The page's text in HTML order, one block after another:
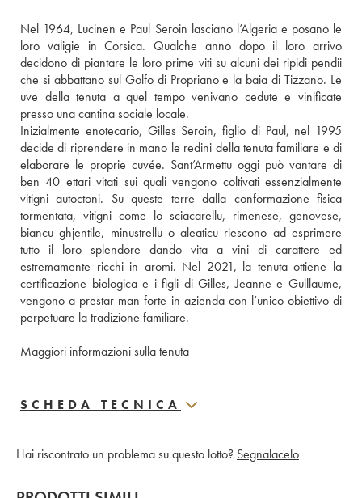
Nel 1964, Lucinen e Paul Seroin lasciano l’Algeria e posano le
loro valigie in Corsica. Qualche anno dopo il loro arrivo
decidono di piantare le loro prime viti su alcuni dei ripidi pendii
che si abbattano sul Golfo di Propriano e la baia di Tizzano. Le
uve della tenuta a quel tempo venivano cedute e vinificate
presso una cantina sociale locale.
Inizialmente enotecario, Gilles Seroin, figlio di Paul, nel 1995
decide di riprendere in mano le redini della tenuta familiare e di
elaborare le proprie cuvée. Sant’Armettu oggi può vantare di
ben 40 ettari vitati sui quali vengono coltivati essenzialmente
vitigni autoctoni. Su queste terre dalla conformazione fisica
tormentata, vitigni come lo sciacarellu, rimenese, genovese,
biancu ghjentile, minustrellu o aleaticu riescono ad esprimere
tutto il loro splendore dando vita a vini di carattere ed
estremamente ricchi in aromi. Nel 2021, la tenuta ottiene la
certificazione biologica e i figli di Gilles, Jeanne e Guillaume,
vengono a prestar man forte in azienda con l’unico obiettivo di
perpetuare la tradizione familiare.
Maggiori informazioni sulla tenuta
SCHEDA TECNICA
Hai riscontrato un problema su questo lotto? Segnalacelo